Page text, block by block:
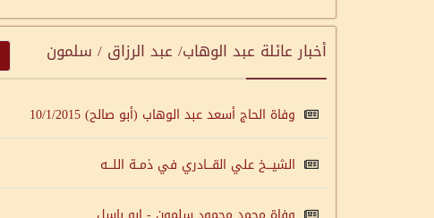
أخبار عائلة عبد الوهاب/ عبد الرزاق / سلمون
وفاة الحاج أسعد عبد الوهاب (أبو صالح) 10/1/2015
الشيـــخ علي القـــادري في ذمــة اللـــه